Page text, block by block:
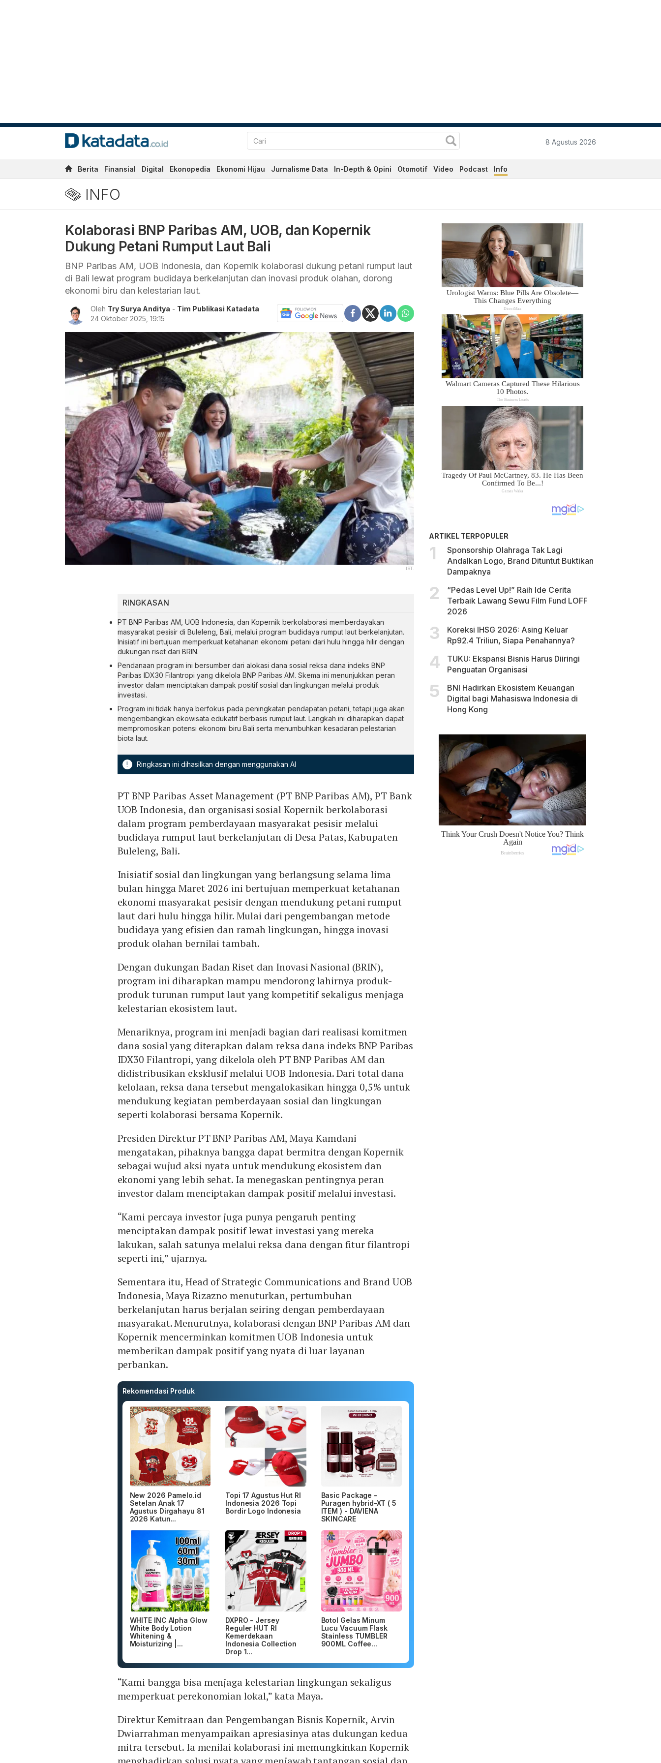
8 Agustus 2026
Berita Finansial Digital Ekonopedia Ekonomi Hijau Jurnalisme Data In-Depth & Opini Otomotif Video Podcast Info
INFO
Kolaborasi BNP Paribas AM, UOB, dan Kopernik
Dukung Petani Rumput Laut Bali
BNP Paribas AM, UOB Indonesia, dan Kopernik kolaborasi dukung petani rumput laut
di Bali lewat program budidaya berkelanjutan dan inovasi produk olahan, dorong
ekonomi biru dan kelestarian laut.
Oleh Try Surya Anditya - Tim Publikasi Katadata
24 Oktober 2025, 19:15
IST.
RINGKASAN
PT BNP Paribas AM, UOB Indonesia, dan Kopernik berkolaborasi memberdayakan
masyarakat pesisir di Buleleng, Bali, melalui program budidaya rumput laut berkelanjutan.
Inisiatif ini bertujuan memperkuat ketahanan ekonomi petani dari hulu hingga hilir dengan
dukungan riset dari BRIN.
Pendanaan program ini bersumber dari alokasi dana sosial reksa dana indeks BNP
Paribas IDX30 Filantropi yang dikelola BNP Paribas AM. Skema ini menunjukkan peran
investor dalam menciptakan dampak positif sosial dan lingkungan melalui produk
investasi.
Program ini tidak hanya berfokus pada peningkatan pendapatan petani, tetapi juga akan
mengembangkan ekowisata edukatif berbasis rumput laut. Langkah ini diharapkan dapat
mempromosikan potensi ekonomi biru Bali serta menumbuhkan kesadaran pelestarian
biota laut.
! Ringkasan ini dihasilkan dengan menggunakan AI
PT BNP Paribas Asset Management (PT BNP Paribas AM), PT Bank
UOB Indonesia, dan organisasi sosial Kopernik berkolaborasi
dalam program pemberdayaan masyarakat pesisir melalui
budidaya rumput laut berkelanjutan di Desa Patas, Kabupaten
Buleleng, Bali.
Inisiatif sosial dan lingkungan yang berlangsung selama lima
bulan hingga Maret 2026 ini bertujuan memperkuat ketahanan
ekonomi masyarakat pesisir dengan mendukung petani rumput
laut dari hulu hingga hilir. Mulai dari pengembangan metode
budidaya yang efisien dan ramah lingkungan, hingga inovasi
produk olahan bernilai tambah.
Dengan dukungan Badan Riset dan Inovasi Nasional (BRIN),
program ini diharapkan mampu mendorong lahirnya produk-
produk turunan rumput laut yang kompetitif sekaligus menjaga
kelestarian ekosistem laut.
Menariknya, program ini menjadi bagian dari realisasi komitmen
dana sosial yang diterapkan dalam reksa dana indeks BNP Paribas
IDX30 Filantropi, yang dikelola oleh PT BNP Paribas AM dan
didistribusikan eksklusif melalui UOB Indonesia. Dari total dana
kelolaan, reksa dana tersebut mengalokasikan hingga 0,5% untuk
mendukung kegiatan pemberdayaan sosial dan lingkungan
seperti kolaborasi bersama Kopernik.
Presiden Direktur PT BNP Paribas AM, Maya Kamdani
mengatakan, pihaknya bangga dapat bermitra dengan Kopernik
sebagai wujud aksi nyata untuk mendukung ekosistem dan
ekonomi yang lebih sehat. Ia menegaskan pentingnya peran
investor dalam menciptakan dampak positif melalui investasi.
“Kami percaya investor juga punya pengaruh penting
menciptakan dampak positif lewat investasi yang mereka
lakukan, salah satunya melalui reksa dana dengan fitur filantropi
seperti ini,” ujarnya.
Sementara itu, Head of Strategic Communications and Brand UOB
Indonesia, Maya Rizazno menuturkan, pertumbuhan
berkelanjutan harus berjalan seiring dengan pemberdayaan
masyarakat. Menurutnya, kolaborasi dengan BNP Paribas AM dan
Kopernik mencerminkan komitmen UOB Indonesia untuk
memberikan dampak positif yang nyata di luar layanan
perbankan.
Rekomendasi Produk
New 2026 Pamelo.id
Setelan Anak 17
Agustus Dirgahayu 81
2026 Katun...
Topi 17 Agustus Hut RI
Indonesia 2026 Topi
Bordir Logo Indonesia
Basic Package -
Puragen hybrid-XT ( 5
ITEM ) - DAVIENA
SKINCARE
WHITE INC Alpha Glow
White Body Lotion
Whitening &
Moisturizing |...
DXPRO - Jersey
Reguler HUT RI
Kemerdekaan
Indonesia Collection
Drop 1...
Botol Gelas Minum
Lucu Vacuum Flask
Stainless TUMBLER
900ML Coffee...
“Kami bangga bisa menjaga kelestarian lingkungan sekaligus
memperkuat perekonomian lokal,” kata Maya.
Direktur Kemitraan dan Pengembangan Bisnis Kopernik, Arvin
Dwiarrahman menyampaikan apresiasinya atas dukungan kedua
mitra tersebut. Ia menilai kolaborasi ini memungkinkan Kopernik
ARTIKEL TERPOPULER
Sponsorship Olahraga Tak Lagi
Andalkan Logo, Brand Dituntut Buktikan
Dampaknya
“Pedas Level Up!” Raih Ide Cerita
Terbaik Lawang Sewu Film Fund LOFF
2026
Koreksi IHSG 2026: Asing Keluar
Rp92.4 Triliun, Siapa Penahannya?
TUKU: Ekspansi Bisnis Harus Diiringi
Penguatan Organisasi
BNI Hadirkan Ekosistem Keuangan
Digital bagi Mahasiswa Indonesia di
Hong Kong